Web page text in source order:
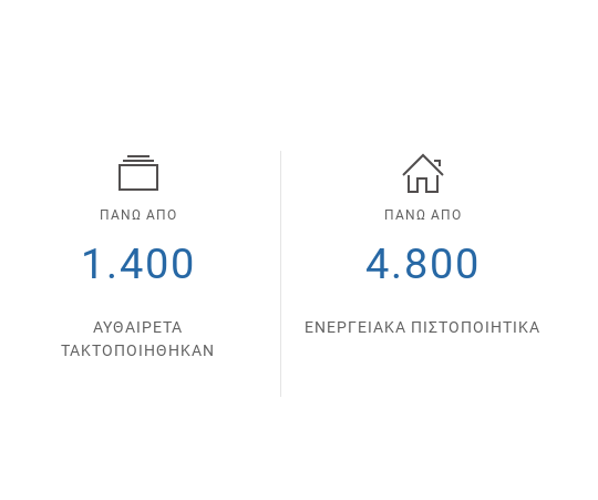
ΠΑΝΩ ΑΠΟ
1.400
ΑΥΘΑΙΡΕΤΑ
ΤΑΚΤΟΠΟΙΗΘΗΚΑΝ
ΠΑΝΩ ΑΠΟ
4.800
ΕΝΕΡΓΕΙΑΚΑ ΠΙΣΤΟΠΟΙΗΤΙΚΑ